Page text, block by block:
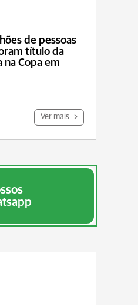
de pessoas
título da
na Copa em
Ver mais